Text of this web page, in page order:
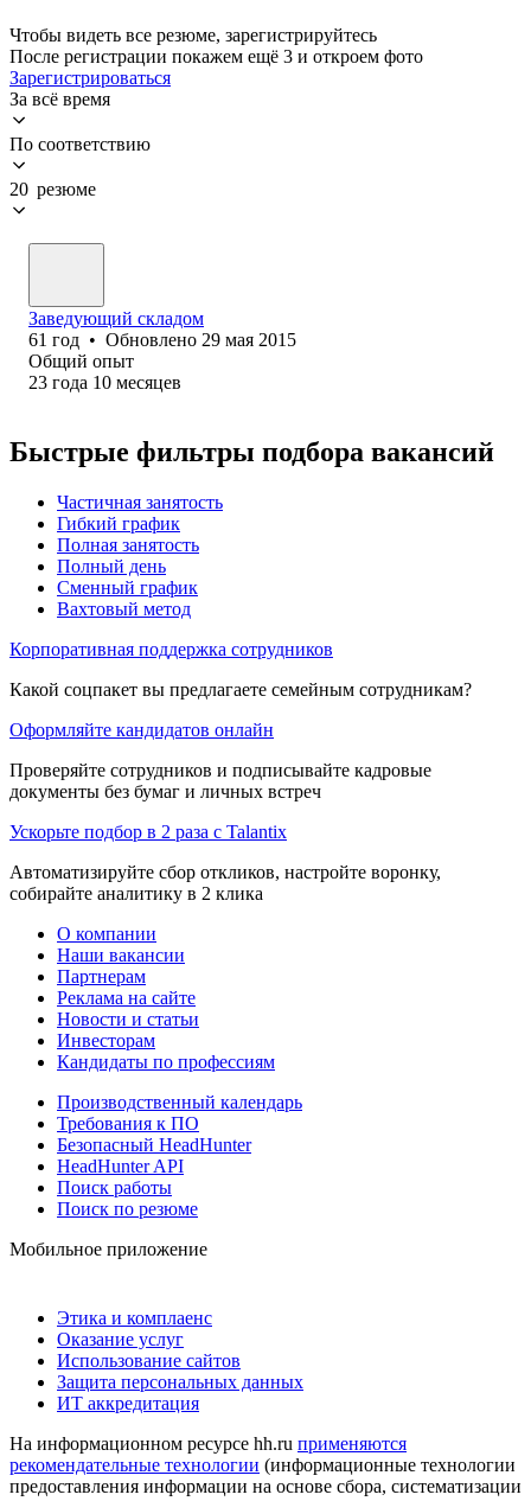
Чтобы видеть все резюме, зарегистрируйтесь
После регистрации покажем ещё 3 и откроем фото
Зарегистрироваться
За всё время
По соответствию
20 резюме
Заведующий складом
61 год • Обновлено 29 мая 2015
Общий опыт
23 года 10 месяцев
Быстрые фильтры подбора вакансий
Частичная занятость
Гибкий график
Полная занятость
Полный день
Сменный график
Вахтовый метод
Корпоративная поддержка сотрудников
Какой соцпакет вы предлагаете семейным сотрудникам?
Оформляйте кандидатов онлайн
Проверяйте сотрудников и подписывайте кадровые
документы без бумаг и личных встреч
Ускорьте подбор в 2 раза с Talantix
Автоматизируйте сбор откликов, настройте воронку,
собирайте аналитику в 2 клика
О компании
Наши вакансии
Партнерам
Реклама на сайте
Новости и статьи
Инвесторам
Кандидаты по профессиям
Производственный календарь
Требования к ПО
Безопасный HeadHunter
HeadHunter API
Поиск работы
Поиск по резюме
Мобильное приложение
Этика и комплаенс
Оказание услуг
Использование сайтов
Защита персональных данных
ИТ аккредитация
На информационном ресурсе hh.ru применяются
рекомендательные технологии (информационные технологии
предоставления информации на основе сбора, систематизации